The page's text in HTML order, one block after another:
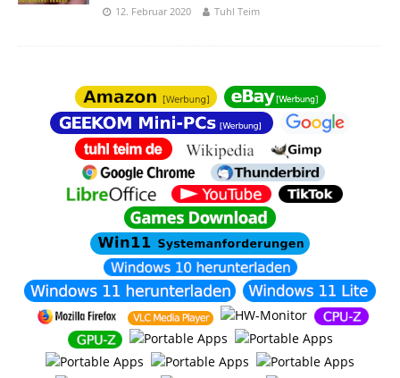
12. Februar 2020 Tuhl Teim